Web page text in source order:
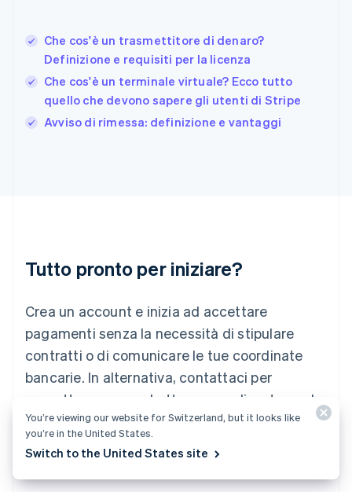
Che cos'è un trasmettitore di denaro?
Definizione e requisiti per la licenza
Che cos'è un terminale virtuale? Ecco tutto
quello che devono sapere gli utenti di Stripe
Avviso di rimessa: definizione e vantaggi
Tutto pronto per iniziare?
Crea un account e inizia ad accettare
pagamenti senza la necessità di stipulare
contratti o di comunicare le tue coordinate
bancarie. In alternativa, contattaci per
progettare un pacchetto personalizzato per la
tua attività.
日本語English
Gibilterra
Grecia
English
India
Lituania
Lussemburgo
Deutsch English
Malaysia
English 简体中文
Malta
EspañolEnglish
Norvegia
English
English
You’re viewing our website for Switzerland, but it looks like
you’re in the United States.
Switch to the United States site